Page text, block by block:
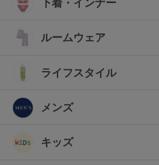
下着・インナー
ルームウェア
ライフスタイル
メンズ
キッズ